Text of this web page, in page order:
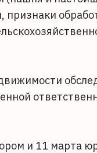
признаки
и 11 марта